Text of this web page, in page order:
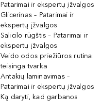
Patarimai ir ekspertų įžvalgos
Glicerinas – Patarimai ir
ekspertų įžvalgos
Salicilo rūgštis – Patarimai ir
ekspertų įžvalgos
Veido odos priežiūros rutina:
teisinga tvarka
Antakių laminavimas –
Patarimai ir ekspertų įžvalgos
Ką daryti, kad garbanos